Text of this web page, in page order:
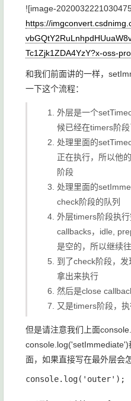
![image-
https://
Tc1Zjk1ZDA4YzY?x-oss-
和我们前面讲的一样，
一下这个流程：
外层是一个
候已经在timers阶
处理里面的
正在执行，所以他
阶段
处理里面的
check阶段的队列
外层timers阶段执
callbacks， idle,
是空的，所以继续
到了check阶段，发
拿出来执行
然后是close
又是timers阶段，
但是请注意我们上面
console.log('setImmediate')
面，如果直接写在最外层会
console.log('outer');